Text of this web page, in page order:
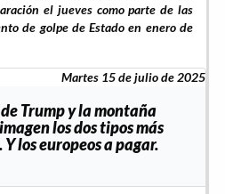
el jueves como parte de las
de golpe de Estado en enero de
Martes 15 de julio de 2025
Trump y la montaña
los dos tipos más
los europeos a pagar.